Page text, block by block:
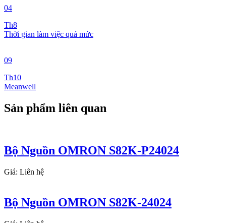
04
Th8
Thời gian làm việc quá mức
09
Th10
Meanwell
Sản phẩm liên quan
Bộ Nguồn OMRON S82K-P24024
Giá: Liên hệ
Bộ Nguồn OMRON S82K-24024